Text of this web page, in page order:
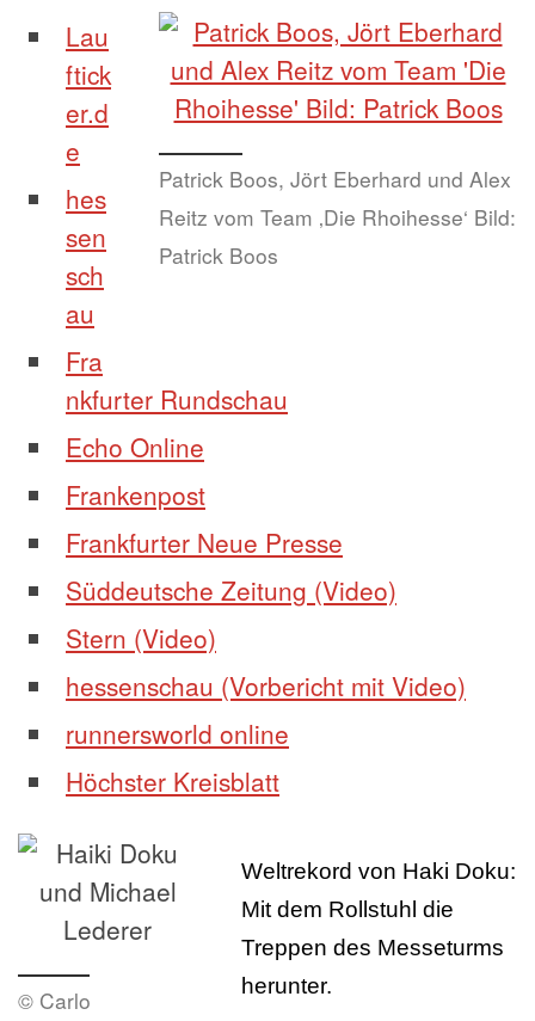
Patrick Boos, Jört Eberhard und Alex
Reitz vom Team ‚Die Rhoihesse‘ Bild:
Patrick Boos
Lau
ftick
er.d
e
hes
sen
sch
au
Fra
nkfurter Rundschau
Echo Online
Frankenpost
Frankfurter Neue Presse
Süddeutsche Zeitung (Video)
Stern (Video)
hessenschau (Vorbericht mit Video)
runnersworld online
Höchster Kreisblatt
© Carlo
Weltrekord von Haki Doku:
Mit dem Rollstuhl die
Treppen des Messeturms
herunter.